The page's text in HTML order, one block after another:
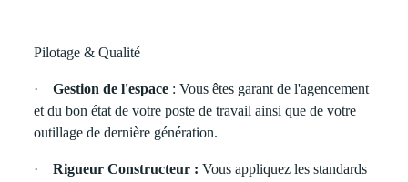
Pilotage & Qualité
· Gestion de l'espace : Vous êtes garant de l'agencement
et du bon état de votre poste de travail ainsi que de votre
outillage de dernière génération.
· Rigueur Constructeur : Vous appliquez les standards